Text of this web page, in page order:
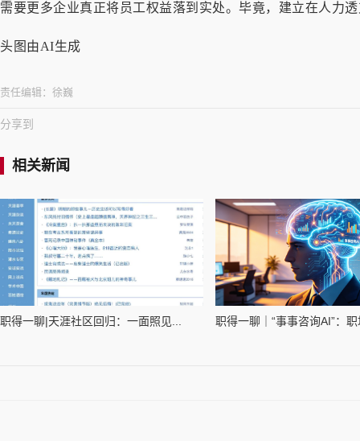
需要更多企业真正将员工权益落到实处。毕竟，建立在人力
头图由AI生成
责任编辑： 徐巍
分享到
相关新闻
职得一聊|天涯社区回归：一面照见... 职得一聊｜“事事咨询AI”：